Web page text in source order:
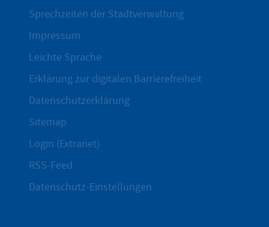
Sprechzeiten der Stadtverwaltung
Impressum
Leichte Sprache
Erklärung zur digitalen Barrierefreiheit
Datenschutzerklärung
Sitemap
Login (Extranet)
RSS-Feed
Datenschutz-Einstellungen